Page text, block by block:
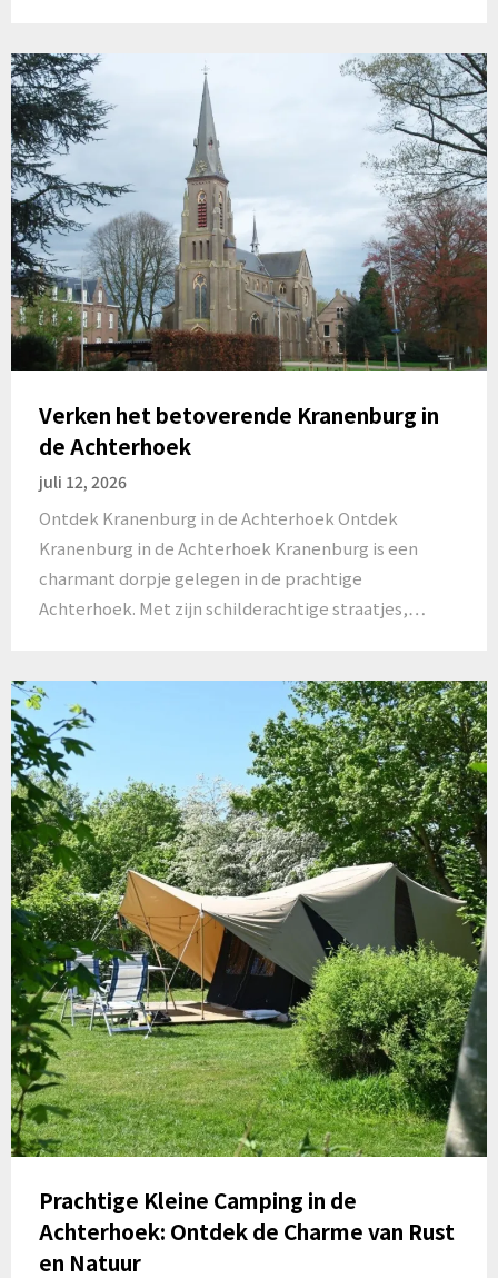
Verken het betoverende Kranenburg in
de Achterhoek
juli 12, 2026
Ontdek Kranenburg in de Achterhoek Ontdek
Kranenburg in de Achterhoek Kranenburg is een
charmant dorpje gelegen in de prachtige
Achterhoek. Met zijn schilderachtige straatjes,…
Prachtige Kleine Camping in de
Achterhoek: Ontdek de Charme van Rust
en Natuur